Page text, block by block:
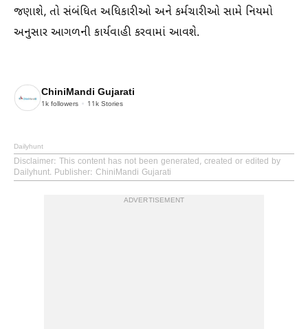
જણાશે, તો સંબંધિત અધિકારીઓ અને કર્મચારીઓ સામે નિયમો
અનુસાર આગળની કાર્યવાહી કરવામાં આવશે.
ChiniMandi Gujarati
1k followers 11k Stories
Dailyhunt
Disclaimer: This content has not been generated, created or edited by
Dailyhunt. Publisher: ChiniMandi Gujarati
ADVERTISEMENT